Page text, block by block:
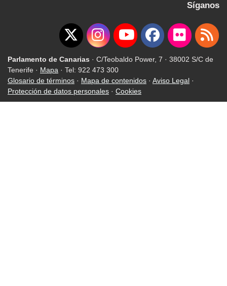
Síganos
Parlamento de Canarias · C/Teobaldo Power, 7 · 38002 S/C de
Tenerife · Mapa · Tel: 922 473 300
Glosario de términos · Mapa de contenidos · Aviso Legal ·
Protección de datos personales · Cookies